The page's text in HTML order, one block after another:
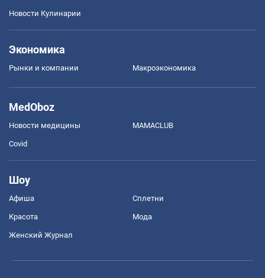
Новости Кулинарии
Экономика
Рынки и компании Mакроэкономика
MedOboz
Новости медицины MAMACLUB
Covid
Шоу
Афиша Сплетни
Красота Мода
Женский Журнал